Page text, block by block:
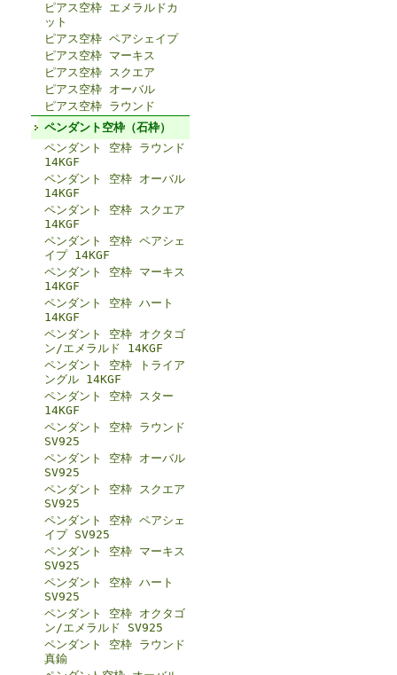
ピアス空枠 エメラルドカ
ット
ピアス空枠 ペアシェイプ
ピアス空枠 マーキス
ピアス空枠 スクエア
ピアス空枠 オーバル
ピアス空枠 ラウンド
ペンダント空枠（石枠）
ペンダント 空枠 ラウンド
14KGF
ペンダント 空枠 オーバル
14KGF
ペンダント 空枠 スクエア
14KGF
ペンダント 空枠 ペアシェ
イプ 14KGF
ペンダント 空枠 マーキス
14KGF
ペンダント 空枠 ハート
14KGF
ペンダント 空枠 オクタゴ
ン/エメラルド 14KGF
ペンダント 空枠 トライア
ングル 14KGF
ペンダント 空枠 スター
14KGF
ペンダント 空枠 ラウンド
SV925
ペンダント 空枠 オーバル
SV925
ペンダント 空枠 スクエア
SV925
ペンダント 空枠 ペアシェ
イプ SV925
ペンダント 空枠 マーキス
SV925
ペンダント 空枠 ハート
SV925
ペンダント 空枠 オクタゴ
ン/エメラルド SV925
ペンダント 空枠 ラウンド
真鍮